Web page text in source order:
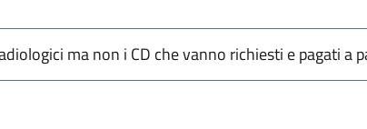
ma non i CD che vanno richiesti e pagati a